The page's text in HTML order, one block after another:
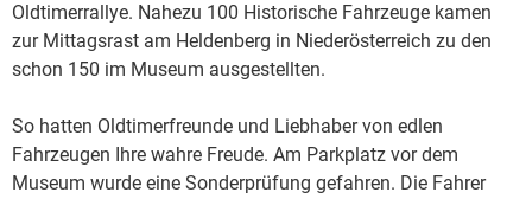
Oldtimerrallye. Nahezu 100 Historische Fahrzeuge kamen
zur Mittagsrast am Heldenberg in Niederösterreich zu den
schon 150 im Museum ausgestellten.
So hatten Oldtimerfreunde und Liebhaber von edlen
Fahrzeugen Ihre wahre Freude. Am Parkplatz vor dem
Museum wurde eine Sonderprüfung gefahren. Die Fahrer